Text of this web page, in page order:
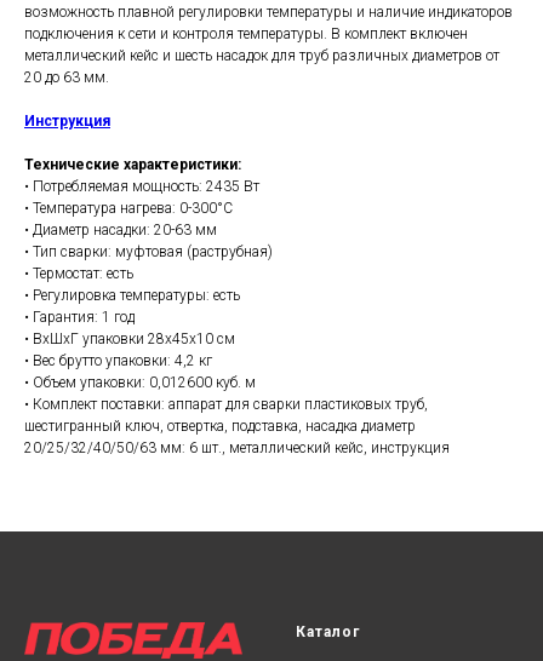
возможность плавной регулировки температуры и наличие индикаторов
подключения к сети и контроля температуры. В комплект включен
металлический кейс и шесть насадок для труб различных диаметров от
20 до 63 мм.
Инструкция
Технические характеристики:
• Потребляемая мощность: 2435 Вт
• Температура нагрева: 0-300°C
• Диаметр насадки: 20-63 мм
• Тип сварки: муфтовая (раструбная)
• Термостат: есть
• Регулировка температуры: есть
• Гарантия: 1 год
• ВхШхГ упаковки 28х45х10 см
• Вес брутто упаковки: 4,2 кг
• Объем упаковки: 0,012600 куб. м
• Комплект поставки: аппарат для сварки пластиковых труб,
шестигранный ключ, отвертка, подставка, насадка диаметр
20/25/32/40/50/63 мм: 6 шт., металлический кейс, инструкция
Каталог